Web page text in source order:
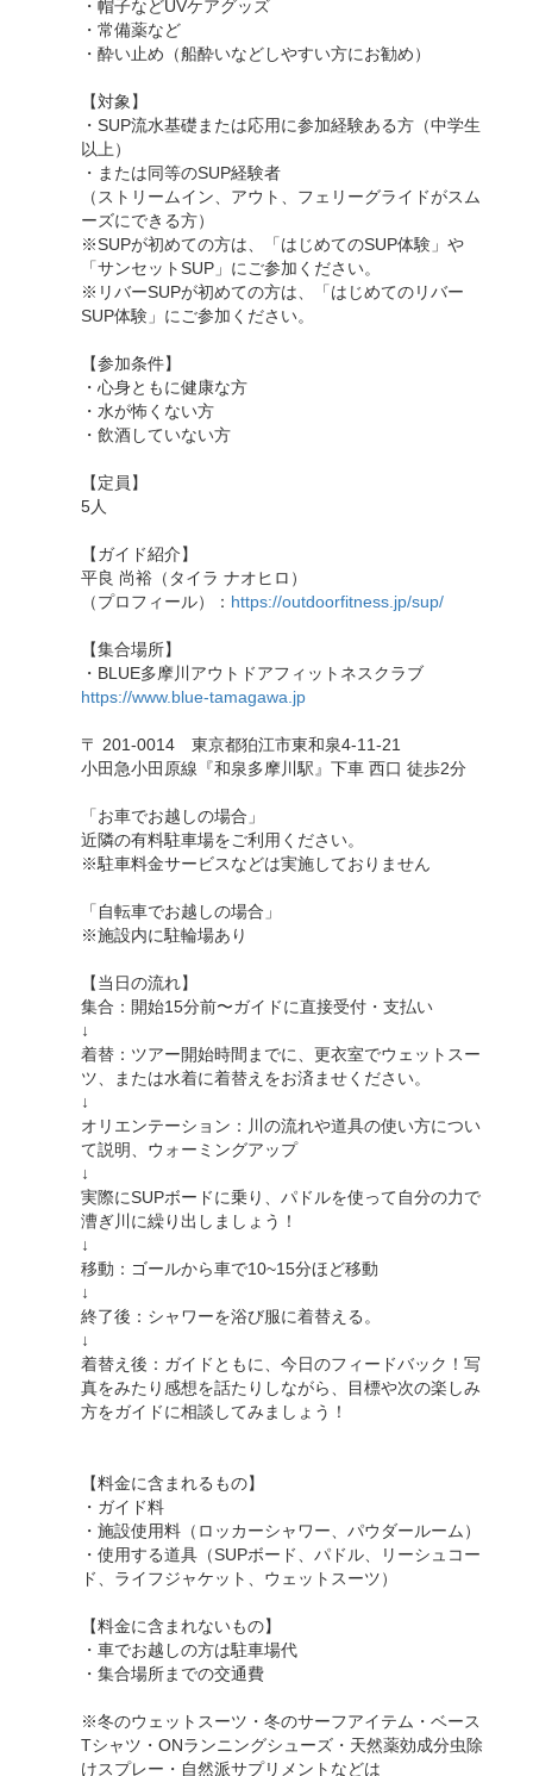
・帽子などUVケアグッズ
・常備薬など
・酔い止め（船酔いなどしやすい方にお勧め）
【対象】
・SUP流水基礎または応用に参加経験ある方（中学生
以上）
・または同等のSUP経験者
（ストリームイン、アウト、フェリーグライドがスム
ーズにできる方）
※SUPが初めての方は、「はじめてのSUP体験」や
「サンセットSUP」にご参加ください。
※リバーSUPが初めての方は、「はじめてのリバー
SUP体験」にご参加ください。
【参加条件】
・心身ともに健康な方
・水が怖くない方
・飲酒していない方
【定員】
5人
【ガイド紹介】
平良 尚裕（タイラ ナオヒロ）
（プロフィール）： https://outdoorfitness.jp/sup/
【集合場所】
・BLUE多摩川アウトドアフィットネスクラブ
https://www.blue-tamagawa.jp
〒 201-0014 東京都狛江市東和泉4-11-21
小田急小田原線『和泉多摩川駅』下車 西口 徒歩2分
「お車でお越しの場合」
近隣の有料駐車場をご利用ください。
※駐車料金サービスなどは実施しておりません
「自転車でお越しの場合」
※施設内に駐輪場あり
【当日の流れ】
集合：開始15分前〜ガイドに直接受付・支払い
↓
着替：ツアー開始時間までに、更衣室でウェットスー
ツ、または水着に着替えをお済ませください。
↓
オリエンテーション：川の流れや道具の使い方につい
て説明、ウォーミングアップ
↓
実際にSUPボードに乗り、パドルを使って自分の力で
漕ぎ川に繰り出しましょう！
↓
移動：ゴールから車で10~15分ほど移動
↓
終了後：シャワーを浴び服に着替える。
↓
着替え後：ガイドともに、今日のフィードバック！写
真をみたり感想を話たりしながら、目標や次の楽しみ
方をガイドに相談してみましょう！
【料金に含まれるもの】
・ガイド料
・施設使用料（ロッカーシャワー、パウダールーム）
・使用する道具（SUPボード、パドル、リーシュコー
ド、ライフジャケット、ウェットスーツ）
【料金に含まれないもの】
・車でお越しの方は駐車場代
・集合場所までの交通費
※冬のウェットスーツ・冬のサーフアイテム・ベース
Tシャツ・ONランニングシューズ・天然薬効成分虫除
けスプレー・自然派サプリメントなどは